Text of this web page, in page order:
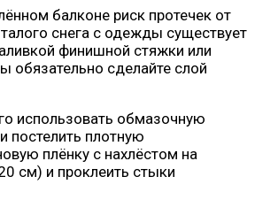
балконе риск протечек от
снега с одежды существует
финишной стяжки или
обязательно сделайте слой
использовать обмазочную
постелить плотную
плёнку с нахлёстом на
см) и проклеить стыки